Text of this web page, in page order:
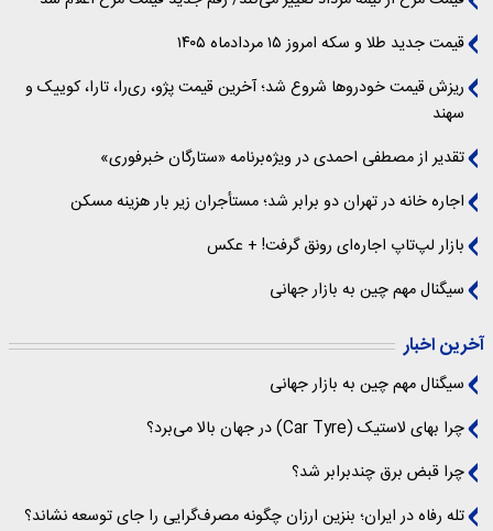
قیمت جدید طلا و سکه امروز ۱۵ مردادماه ۱۴۰۵
ریزش قیمت خودروها شروع شد؛ آخرین قیمت پژو، ری‌را، تارا، کوییک و
سهند
تقدیر از مصطفی احمدی در ویژه‌برنامه «ستارگان خبرفوری»
اجاره خانه در تهران دو برابر شد؛ مستأجران زیر بار هزینه مسکن
بازار لپ‌تاپ اجاره‌ای رونق گرفت! + عکس
سیگنال‌ مهم چین به بازار جهانی
آخرین اخبار
سیگنال‌ مهم چین به بازار جهانی
چرا بهای لاستیک (Car Tyre) در جهان بالا می‌برد؟
چرا قبض برق چندبرابر شد؟
تله رفاه در ایران؛ بنزین ارزان چگونه مصرف‌گرایی را جای توسعه نشاند؟